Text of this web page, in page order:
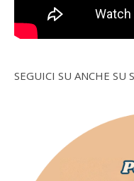
SEGUICI SU ANCHE